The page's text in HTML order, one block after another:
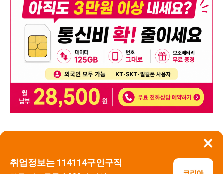
×
취업정보는 114114구인구직